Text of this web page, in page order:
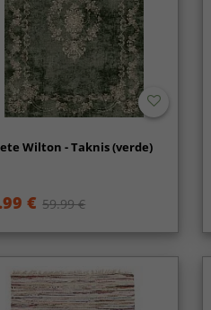
Wilton - Taknis (verde)
€ 59.99 €